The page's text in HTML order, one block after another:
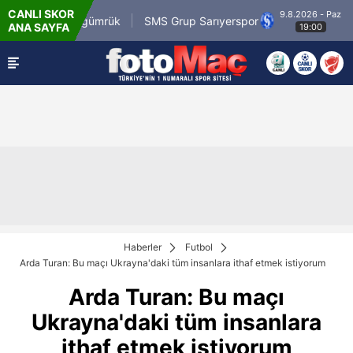
CANLI SKOR
ANA SAYFA
Karagümrük SMS Grup Sarıyerspor
9.8.2026 - Paz
19:00
Haberler
Futbol
Arda Turan: Bu maçı Ukrayna'daki tüm insanlara ithaf etmek istiyorum
Arda Turan: Bu maçı
Ukrayna'daki tüm insanlara
ithaf etmek istiyorum